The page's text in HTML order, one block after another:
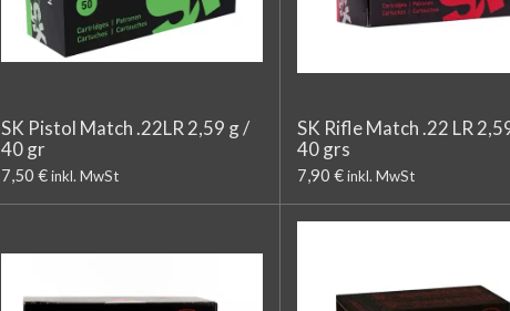
SK Pistol Match .22LR 2,59 g /
40 gr
7,50 € inkl. MwSt
SK Rifle Match .22 LR
40 grs
7,90 € inkl. MwSt